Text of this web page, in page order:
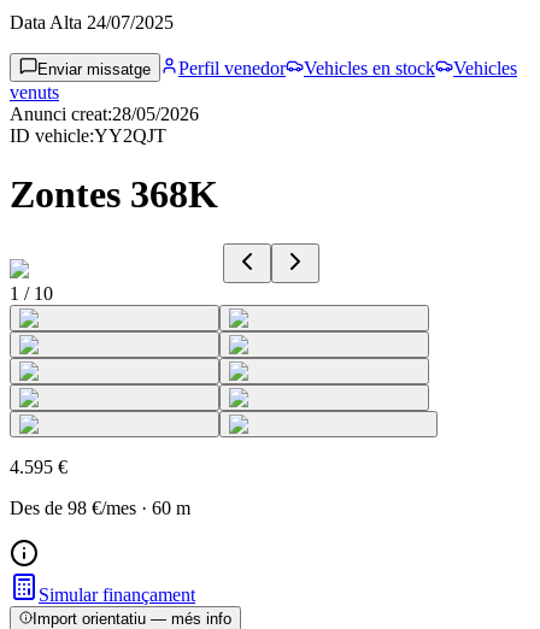
Data Alta 24/07/2025
Enviar missatge Perfil venedor Vehicles en stock
Vehicles
venuts
Anunci creat:28/05/2026
ID vehicle:YY2QJT
Zontes 368K
1 / 10
4.595 €
Des de 98 €/mes · 60 m
Simular finançament
Import orientatiu — més info